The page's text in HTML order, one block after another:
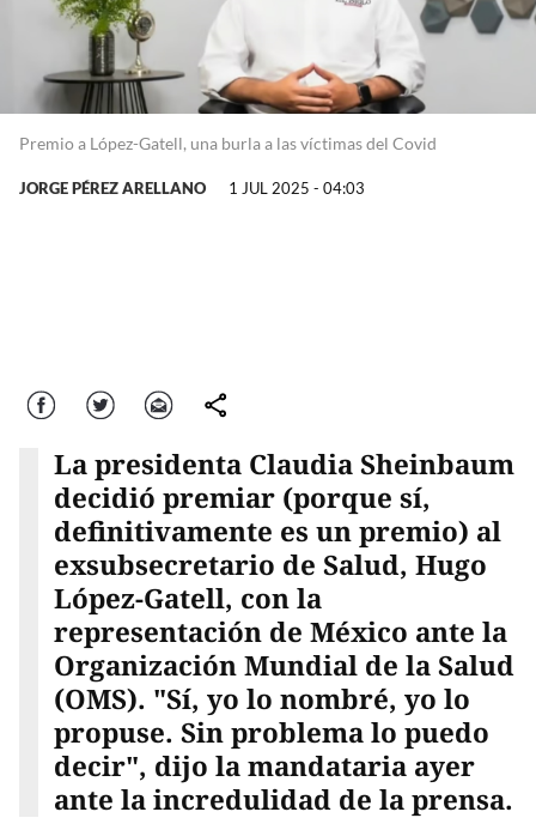
Premio a López-Gatell, una burla a las víctimas del Covid
JORGE PÉREZ ARELLANO 1 JUL 2025 - 04:03
Facebook Twitter Correo comparte
La presidenta Claudia Sheinbaum
decidió premiar (porque sí,
definitivamente es un premio) al
exsubsecretario de Salud, Hugo
López-Gatell, con la
representación de México ante la
Organización Mundial de la Salud
(OMS). "Sí, yo lo nombré, yo lo
propuse. Sin problema lo puedo
decir", dijo la mandataria ayer
ante la incredulidad de la prensa.